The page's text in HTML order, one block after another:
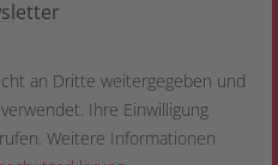
an Dritte weitergegeben und
Ihre Einwilligung
Weitere Informationen